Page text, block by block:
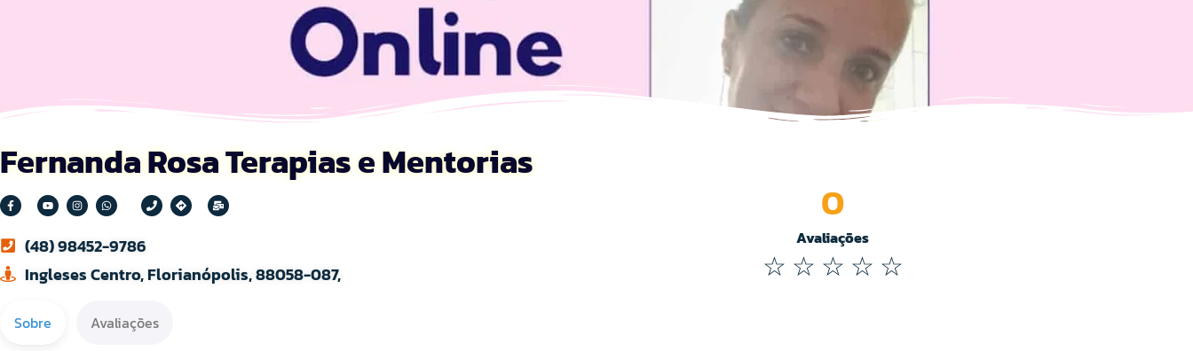
Fernanda Rosa Terapias e Mentorias
(48) 98452-9786
Ingleses Centro, Florianópolis, 88058-087,
Avaliações
0
☆ ☆ ☆ ☆ ☆
Sobre Avaliações